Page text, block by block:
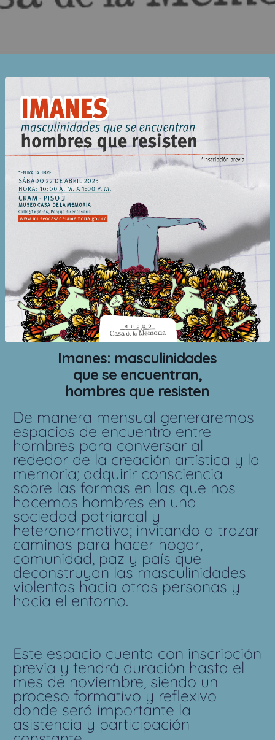
Imanes: masculinidades
que se encuentran,
hombres que resisten
De manera mensual generaremos
espacios de encuentro entre
hombres para conversar al
rededor de la creación artística y la
memoria; adquirir consciencia
sobre las formas en las que nos
hacemos hombres en una
sociedad patriarcal y
heteronormativa; invitando a trazar
caminos para hacer hogar,
comunidad, paz y país que
deconstruyan las masculinidades
violentas hacia otras personas y
hacia el entorno.
Este espacio cuenta con inscripción
previa y tendrá duración hasta el
mes de noviembre, siendo un
proceso formativo y reflexivo
donde será importante la
asistencia y participación